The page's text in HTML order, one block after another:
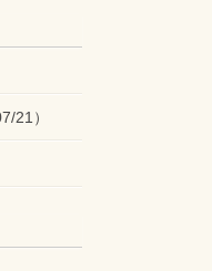
21）